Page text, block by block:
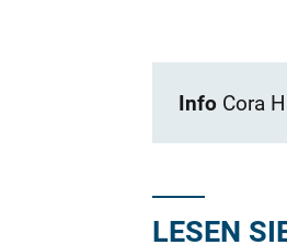
Info Cora
LESEN